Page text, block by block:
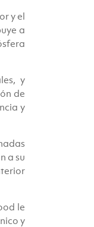
y el
a
y
de
y
a su
le
y